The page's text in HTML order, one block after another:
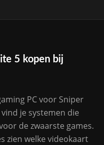
5 kopen bij
PC voor Sniper
je systemen die
de zwaarste games.
zien welke videokaart